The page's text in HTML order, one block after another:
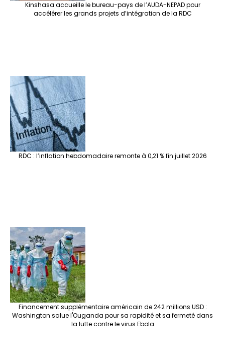
Kinshasa accueille le bureau-pays de l’AUDA-NEPAD pour
accélérer les grands projets d’intégration de la RDC
RDC : l’inflation hebdomadaire remonte à 0,21 % fin juillet 2026
Financement supplémentaire américain de 242 millions USD :
Washington salue l'Ouganda pour sa rapidité et sa fermeté dans
la lutte contre le virus Ebola